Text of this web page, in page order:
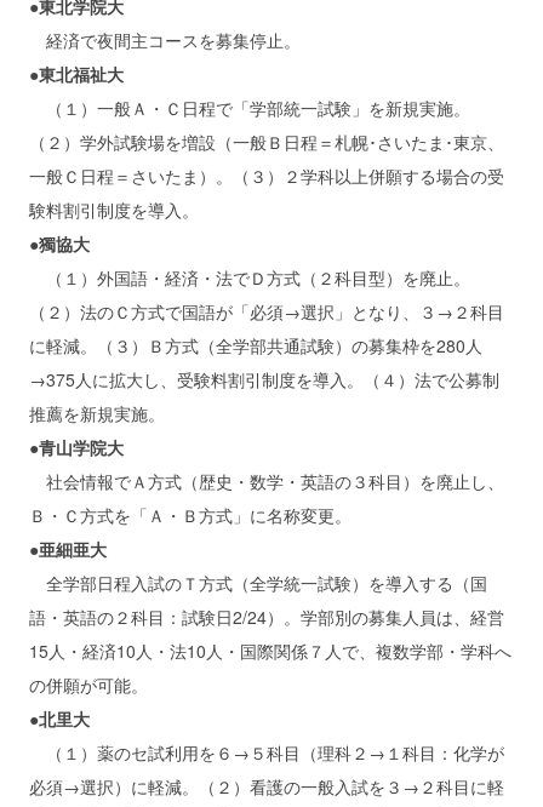
●東北学院大
経済で夜間主コースを募集停止。
●東北福祉大
（１）一般Ａ・Ｃ日程で「学部統一試験」を新規実施。
（２）学外試験場を増設（一般Ｂ日程＝札幌･さいたま･東京、
一般Ｃ日程＝さいたま）。（３）２学科以上併願する場合の受
験料割引制度を導入。
●獨協大
（１）外国語・経済・法でＤ方式（２科目型）を廃止。
（２）法のＣ方式で国語が「必須→選択」となり、３→２科目
に軽減。（３）Ｂ方式（全学部共通試験）の募集枠を280人
→375人に拡大し、受験料割引制度を導入。（４）法で公募制
推薦を新規実施。
●青山学院大
社会情報でＡ方式（歴史・数学・英語の３科目）を廃止し、
Ｂ・Ｃ方式を「Ａ・Ｂ方式」に名称変更。
●亜細亜大
全学部日程入試のＴ方式（全学統一試験）を導入する（国
語・英語の２科目：試験日2/24）。学部別の募集人員は、経営
15人・経済10人・法10人・国際関係７人で、複数学部・学科へ
の併願が可能。
●北里大
（１）薬のセ試利用を６→５科目（理科２→１科目：化学が
必須→選択）に軽減。（２）看護の一般入試を３→２科目に軽